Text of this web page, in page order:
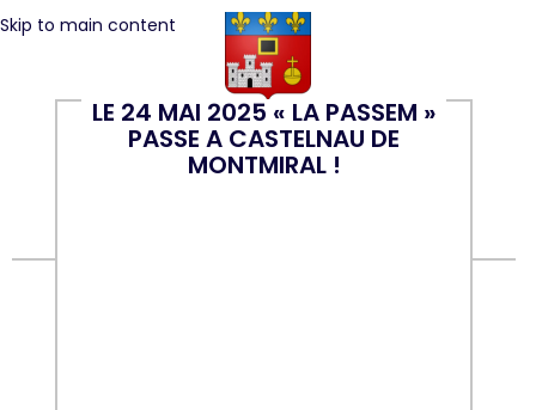
Skip to main content
LE 24 MAI 2025 « LA PASSEM »
PASSE A CASTELNAU DE
MONTMIRAL !